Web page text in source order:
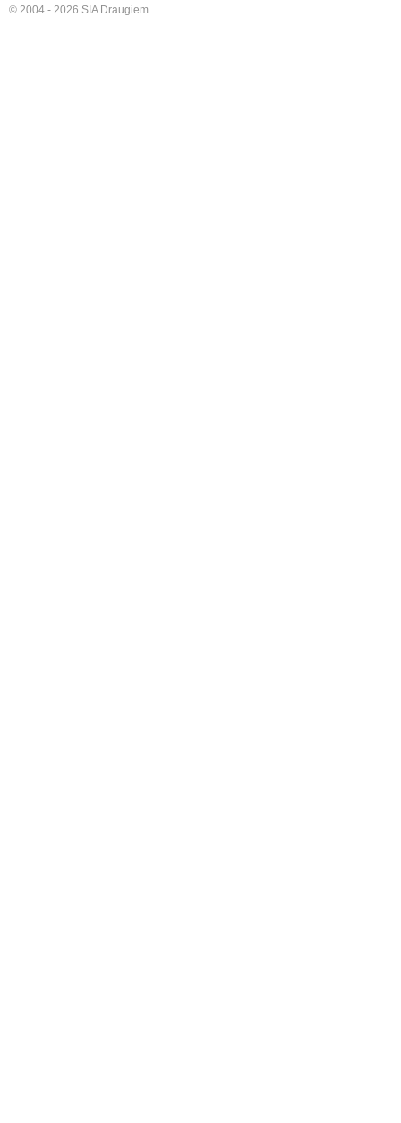
© 2004 - 2026 SIA Draugiem